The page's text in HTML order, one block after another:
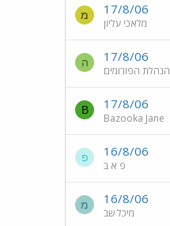
17/8/06
מלאכי עליון
מ
17/8/06
הנהלת הפורומים
ה
17/8/06
Bazooka Jane
B
16/8/06
פ א ב
פ
16/8/06
מיכל שב
מ